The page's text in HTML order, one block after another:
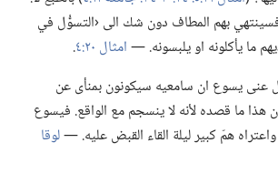
فسينتهي بهم المطاف دون شك الى ‹التسوُّل في
ما يأكلونه او يلبسونه.‏ —‏امثال ٢٠:‏٤
‏.‏
عنى يسوع ان سامعيه سيكونون بمنأى عن
هذا ما قصده لأنه لا ينسجم مع الواقع.‏ فيسوع
همّ كبير ليلة القاء القبض عليه.‏ —‏لوقا